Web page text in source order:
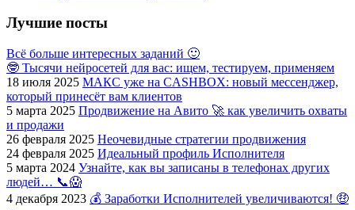
Лучшие посты
Всё больше интересных заданий 🙂
🤓 Тысячи нейросетей для вас: ищем, тестируем, применяем
18 июля 2025 МАКС уже на CASHBOX: новый мессенджер,
который принесёт вам клиентов
5 марта 2025 Продвижение на Авито 🚀 как увеличить охваты
и продажи
26 февраля 2025 Неочевидные стратегии продвижения
24 февраля 2025 Идеальный профиль Исполнителя
5 марта 2024 Узнайте, как вы записаны в телефонах других
людей… 📞😱
4 декабря 2023 💰 Заработки Исполнителей увеличиваются! 🤑